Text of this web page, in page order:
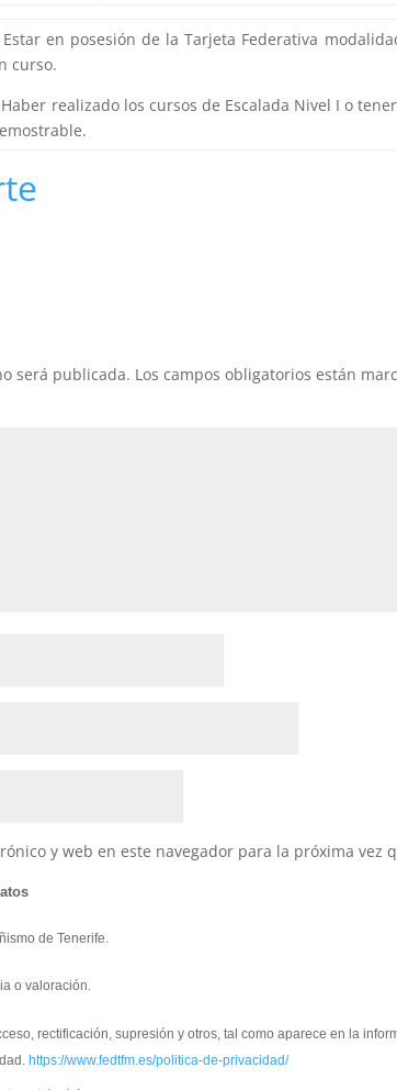
Estar en posesión de la Tarjeta Federativa
curso.
realizado los cursos de Escalada Nivel I o
será publicada. Los campos obligatorios están
y web en este navegador para la próxima vez
de Tenerife.
o valoración.
rectificación, supresión y otros, tal como aparece en la
https://www.fedtfm.es/politica-de-privacidad/